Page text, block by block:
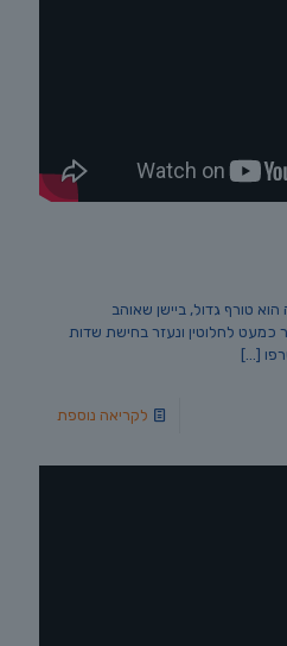
טורף גדול, ביישן שאוהב
כמעט לחלוטין ונעזר בחישת שדות
[…]
לקריאה נוספת